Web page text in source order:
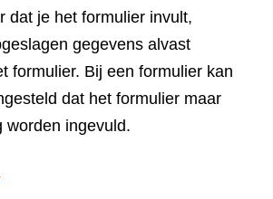
dat je het formulier invult,
gegevens alvast
formulier. Bij een formulier kan
dat het formulier maar
worden ingevuld.